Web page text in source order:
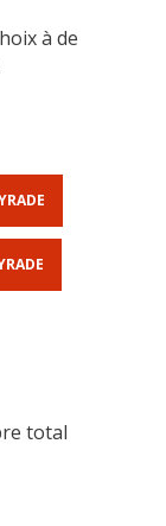
à de
total